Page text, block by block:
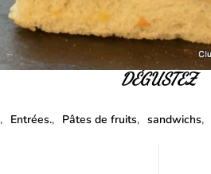
DÉGUSTEZ
Entrées. Pâtes de fruits sandwichs